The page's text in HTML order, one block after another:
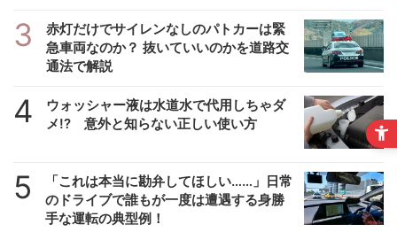
3
赤灯だけでサイレンなしのパトカーは緊
急車両なのか？ 抜いていいのかを道路交
通法で解説
4
ウォッシャー液は水道水で代用しちゃダ
メ!? 意外と知らない正しい使い方
5
「これは本当に勘弁してほしい……」日常
のドライブで誰もが一度は遭遇する身勝
手な運転の典型例！